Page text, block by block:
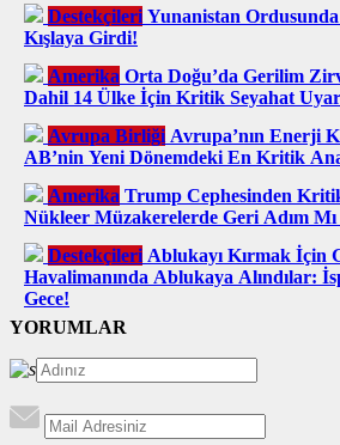
Destekçileri Yunanistan
Kışlaya Girdi!
Amerika Orta Doğu’da Gerilim
Dahil 14 Ülke İçin Kritik Seyahat
Avrupa Birliği Avrupa’nın Enerji
AB’nin Yeni Dönemdeki En Kritik
Amerika Trump Cephesinden
Nükleer Müzakerelerde Geri Adım Mı
Destekçileri Ablukayı Kırmak İçin
Havalimanında Ablukaya Alındılar:
Gece!
YORUMLAR